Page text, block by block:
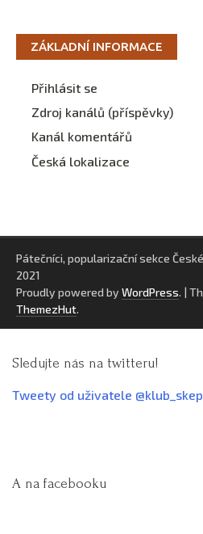
ZÁKLADNÍ INFORMACE
Přihlásit se
Zdroj kanálů (příspěvky)
Kanál komentářů
Česká lokalizace
Pátečníci, popularizační sekce
2021
Proudly powered by WordPress. |
ThemezHut.
Sledujte nás na twitteru!
Tweety od uživatele
A na facebooku